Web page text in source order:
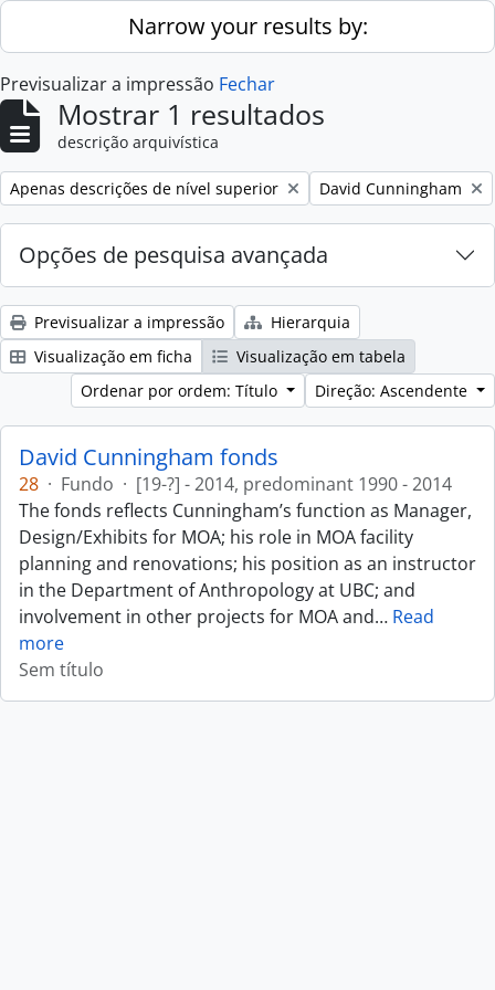
Skip to main contentNarrow your results by:
Previsualizar a impressão Fechar
Mostrar 1 resultados
descrição arquivística
Remove filter:
Apenas descrições de nível superior Remove filter:
David Cunningham
Opções de pesquisa avançada
Previsualizar a impressão
Hierarquia
Visualização em ficha
Visualização em tabela
Ordenar por ordem: Título
Direção: Ascendente
David Cunningham fonds
28 · Fundo · [19-?] - 2014, predominant 1990 - 2014
The fonds reflects Cunningham’s function as Manager,
Design/Exhibits for MOA; his role in MOA facility
planning and renovations; his position as an instructor
in the Department of Anthropology at UBC; and
involvement in other projects for MOA and… Read
more
Sem título